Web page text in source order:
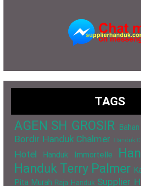
TAGS
AGEN SH GROSIR
Bordir Handuk Chalmer Handuk
Hotel
Handuk Immortelle
Handuk Terry Palmer
Pita Murah Raja Handuk Supplier